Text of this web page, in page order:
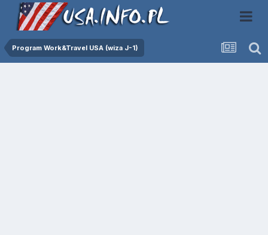
Program Work&Travel USA (wiza J-1)